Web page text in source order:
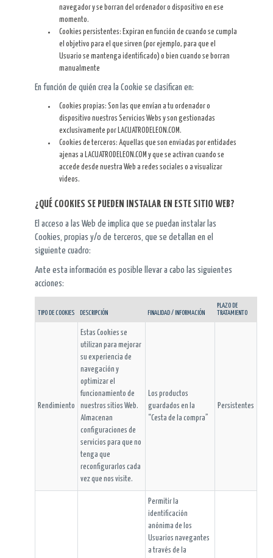
navegador y se borran del ordenador o dispositivo en ese
momento.
Cookies persistentes: Expiran en función de cuando se cumpla
el objetivo para el que sirven (por ejemplo, para que el
Usuario se mantenga identificado) o bien cuando se borran
manualmente
En función de quién crea la Cookie se clasifican en:
Cookies propias: Son las que envían a tu ordenador o
dispositivo nuestros Servicios Webs y son gestionadas
exclusivamente por LACUATRODELEON.COM.
Cookies de terceros: Aquellas que son enviadas por entidades
ajenas a LACUATRODELEON.COM y que se activan cuando se
accede desde nuestra Web a redes sociales o a visualizar
videos.
¿QUÉ COOKIES SE PUEDEN INSTALAR EN ESTE SITIO WEB?
El acceso a las Web de implica que se puedan instalar las
Cookies, propias y/o de terceros, que se detallan en el
siguiente cuadro:
Ante esta información es posible llevar a cabo las siguientes
acciones:
TIPO DE COOKIES DESCRIPCIÓN FINALIDAD / INFORMACIÓN
PLAZO DE
TRATAMIENTO
Rendimiento
Estas Cookies se
utilizan para mejorar
su experiencia de
navegación y
optimizar el
funcionamiento de
nuestros sitios Web.
Almacenan
configuraciones de
servicios para que no
tenga que
reconfigurarlos cada
vez que nos visite.
Los productos
guardados en la
“Cesta de la compra”
Persistentes
Permitir la
identificación
anónima de los
Usuarios navegantes
a través de la